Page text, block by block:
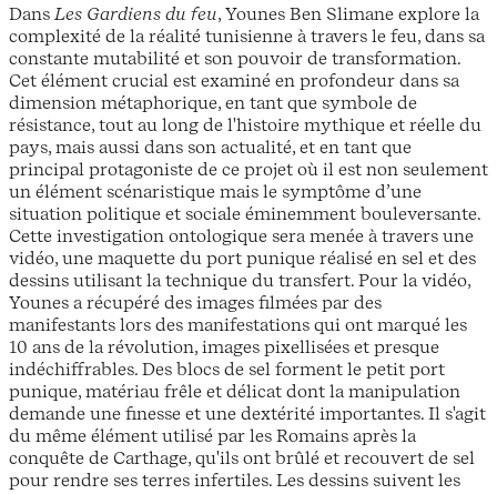
Dans Les Gardiens du feu, Younes Ben Slimane explore la
complexité de la réalité tunisienne à travers le feu, dans sa
constante mutabilité et son pouvoir de transformation.
Cet élément crucial est examiné en profondeur dans sa
dimension métaphorique, en tant que symbole de
résistance, tout au long de l'histoire mythique et réelle du
pays, mais aussi dans son actualité, et en tant que
principal protagoniste de ce projet où il est non seulement
un élément scénaristique mais le symptôme d’une
situation politique et sociale éminemment bouleversante.
Cette investigation ontologique sera menée à travers une
vidéo, une maquette du port punique réalisé en sel et des
dessins utilisant la technique du transfert. Pour la vidéo,
Younes a récupéré des images filmées par des
manifestants lors des manifestations qui ont marqué les
10 ans de la révolution, images pixellisées et presque
indéchiffrables. Des blocs de sel forment le petit port
punique, matériau frêle et délicat dont la manipulation
demande une finesse et une dextérité importantes. Il s'agit
du même élément utilisé par les Romains après la
conquête de Carthage, qu'ils ont brûlé et recouvert de sel
pour rendre ses terres infertiles. Les dessins suivent les